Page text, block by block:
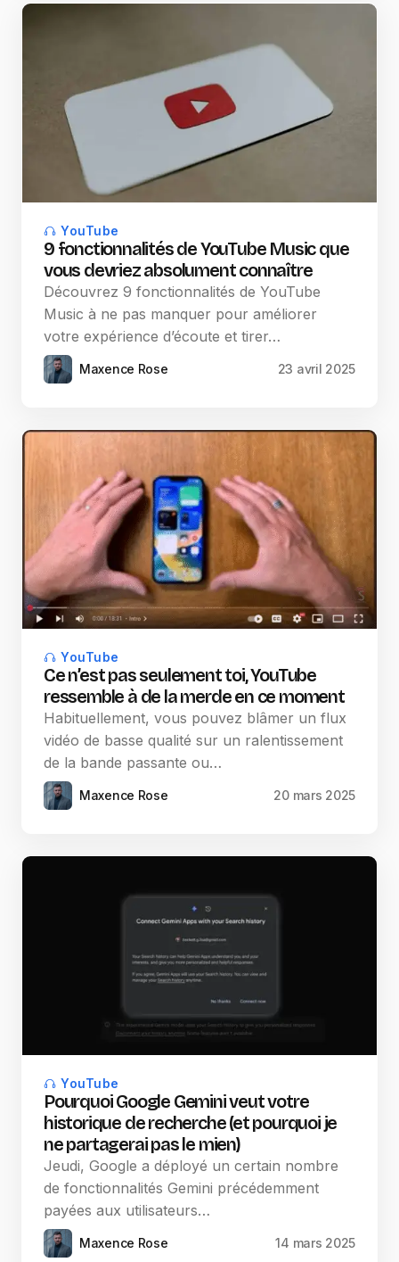
YouTube
9 fonctionnalités de YouTube Music que
vous devriez absolument connaître
Découvrez 9 fonctionnalités de YouTube
Music à ne pas manquer pour améliorer
votre expérience d’écoute et tirer…
Maxence Rose 23 avril 2025
YouTube
Ce n’est pas seulement toi, YouTube
ressemble à de la merde en ce moment
Habituellement, vous pouvez blâmer un flux
vidéo de basse qualité sur un ralentissement
de la bande passante ou…
Maxence Rose 20 mars 2025
YouTube
Pourquoi Google Gemini veut votre
historique de recherche (et pourquoi je
ne partagerai pas le mien)
Jeudi, Google a déployé un certain nombre
de fonctionnalités Gemini précédemment
payées aux utilisateurs…
Maxence Rose 14 mars 2025